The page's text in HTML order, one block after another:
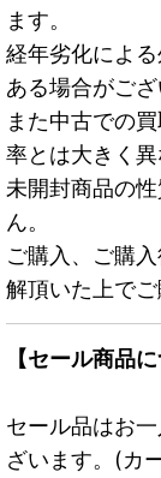
ます。
経年劣化によ
ある場合がござ
また中古での
率とは大きく異
未開封商品の
ん。
ご購入、ご購
解頂いた上でご
【セール商品に
セール品はお
ざいます。(カ